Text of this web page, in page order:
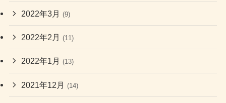
2022年3月 (9)
2022年2月 (11)
2022年1月 (13)
2021年12月 (14)